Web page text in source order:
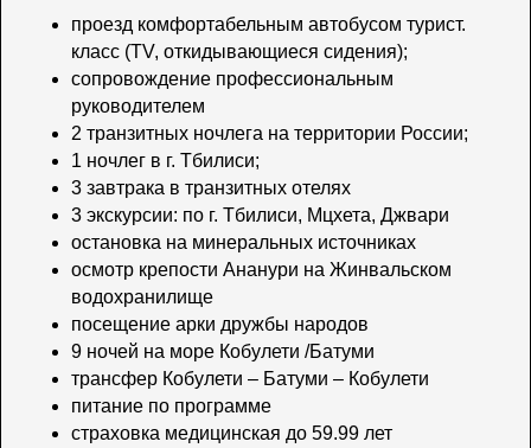
проезд комфортабельным автобусом турист.
класс (TV, откидывающиеся сидения);
сопровождение профессиональным
руководителем
2 транзитных ночлега на территории России;
1 ночлег в г. Тбилиси;
3 завтрака в транзитных отелях
3 экскурсии: по г. Тбилиси, Мцхета, Джвари
остановка на минеральных источниках
осмотр крепости Ананури на Жинвальском
водохранилище
посещение арки дружбы народов
9 ночей на море Кобулети /Батуми
трансфер Кобулети – Батуми – Кобулети
питание по программе
страховка медицинская до 59.99 лет